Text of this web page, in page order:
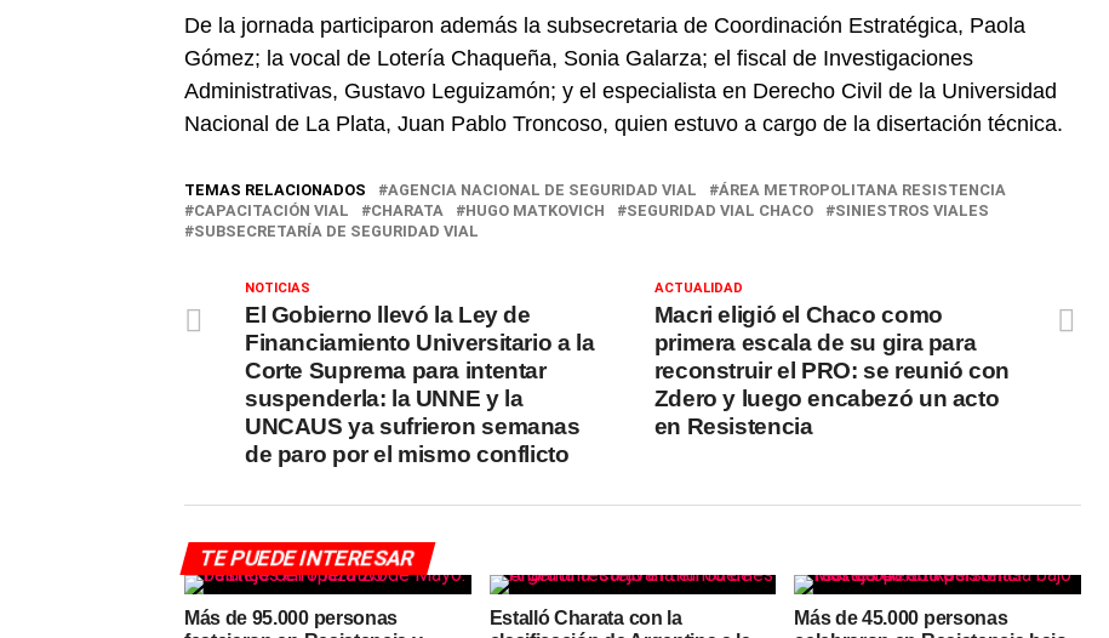
De la jornada participaron además la subsecretaria de Coordinación Estratégica, Paola
Gómez; la vocal de Lotería Chaqueña, Sonia Galarza; el fiscal de Investigaciones
Administrativas, Gustavo Leguizamón; y el especialista en Derecho Civil de la Universidad
Nacional de La Plata, Juan Pablo Troncoso, quien estuvo a cargo de la disertación técnica.
TEMAS RELACIONADOS AGENCIA NACIONAL DE SEGURIDAD VIAL
ÁREA METROPOLITANA RESISTENCIA
CAPACITACIÓN VIAL
CHARATA HUGO MATKOVICH SEGURIDAD VIAL CHACO
SINIESTROS VIALES
SUBSECRETARÍA DE SEGURIDAD VIAL
ACTUALIDAD
Macri eligió el Chaco como
primera escala de su gira para
reconstruir el PRO: se reunió con
Zdero y luego encabezó un acto
en Resistencia
NOTICIAS
El Gobierno llevó la Ley de
Financiamiento Universitario a la
Corte Suprema para intentar
suspenderla: la UNNE y la
UNCAUS ya sufrieron semanas
de paro por el mismo conflicto
TE PUEDE INTERESAR
Más de 95.000 personas
Estalló Charata con la
Más de 45.000 personas